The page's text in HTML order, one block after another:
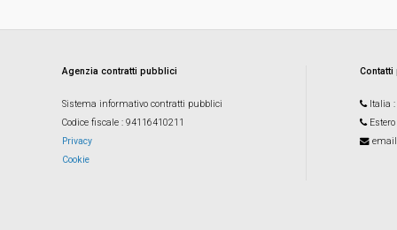
Agenzia contratti pubblici
Sistema informativo contratti pubblici
Codice fiscale : 94116410211
Privacy
Cookie
Italia
Estero
email